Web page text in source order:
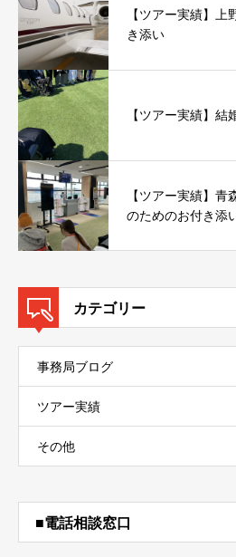
【ツアー実績】
き添い
【ツアー実績】
【ツアー実績】
のためのお付き添
カテゴリー
事務局ブログ
ツアー実績
その他
■電話相談窓口